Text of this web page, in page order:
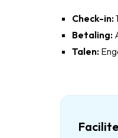
Check-in:
Betaling:
Talen: